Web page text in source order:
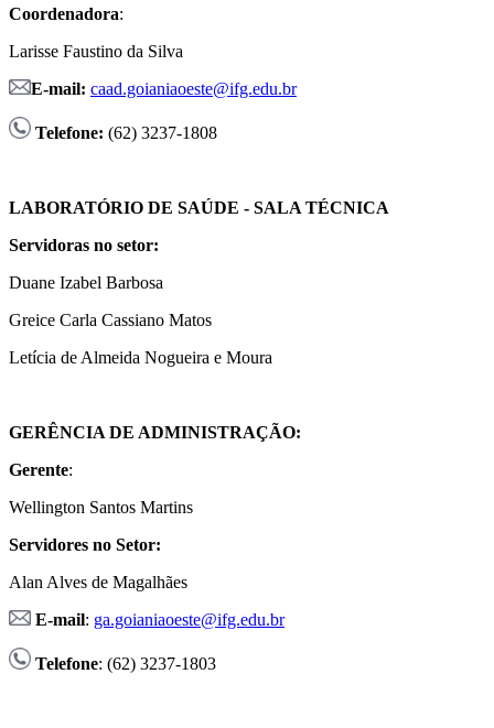
Coordenadora:
Larisse Faustino da Silva
E-mail: caad.goianiaoeste@ifg.edu.br
Telefone: (62) 3237-1808
LABORATÓRIO DE SAÚDE - SALA TÉCNICA
Servidoras no setor:
Duane Izabel Barbosa
Greice Carla Cassiano Matos
Letícia de Almeida Nogueira e Moura
GERÊNCIA DE ADMINISTRAÇÃO:
Gerente:
Wellington Santos Martins
Servidores no Setor:
Alan Alves de Magalhães
E-mail: ga.goianiaoeste@ifg.edu.br
Telefone: (62) 3237-1803